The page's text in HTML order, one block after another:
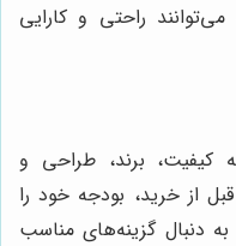
راحتی و کارایی
کیفیت، برند، طراحی و
از خرید، بودجه خود را
دنبال گزینه‌های مناسب